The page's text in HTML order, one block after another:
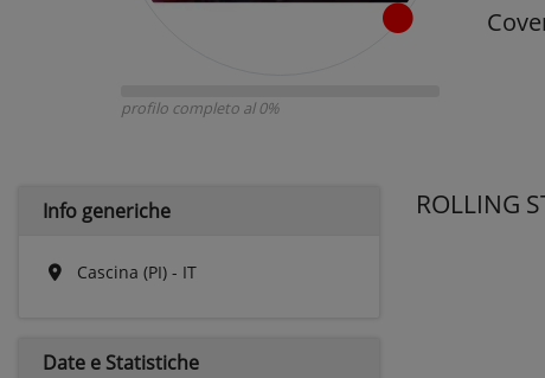
profilo completo al 0%
Info generiche
Cascina (PI) - IT
Date e Statistiche
ROLLING